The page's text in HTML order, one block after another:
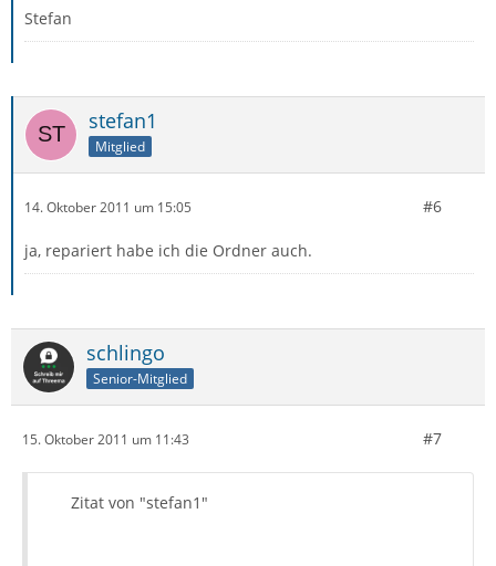
Stefan
stefan1
Mitglied
14. Oktober 2011 um 15:05 #6
ja, repariert habe ich die Ordner auch.
schlingo
Senior-Mitglied
15. Oktober 2011 um 11:43 #7
Zitat von "stefan1"